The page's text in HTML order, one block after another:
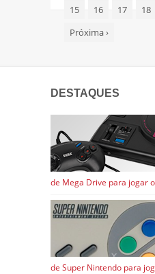
15
16 17 18
Próxima›
DESTAQUES
de Mega Drive para jogar
de Super Nintendo para